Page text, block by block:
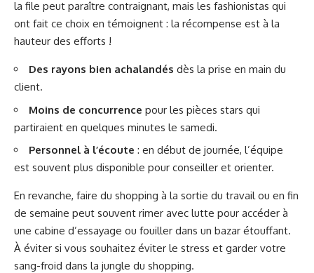
la file peut paraître contraignant, mais les fashionistas qui
ont fait ce choix en témoignent : la récompense est à la
hauteur des efforts !
Des rayons bien achalandés dès la prise en main du
client.
Moins de concurrence pour les pièces stars qui
partiraient en quelques minutes le samedi.
Personnel à l’écoute : en début de journée, l’équipe
est souvent plus disponible pour conseiller et orienter.
En revanche, faire du shopping à la sortie du travail ou en fin
de semaine peut souvent rimer avec lutte pour accéder à
une cabine d’essayage ou fouiller dans un bazar étouffant.
À éviter si vous souhaitez éviter le stress et garder votre
sang-froid dans la jungle du shopping.